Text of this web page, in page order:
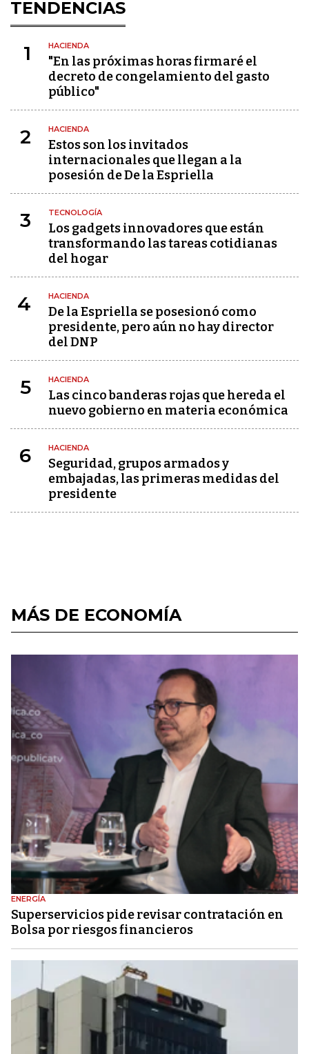
TENDENCIAS
1 HACIENDA
"En las próximas horas firmaré el
decreto de congelamiento del gasto
público"
2 HACIENDA
Estos son los invitados
internacionales que llegan a la
posesión de De la Espriella
3 TECNOLOGÍA
Los gadgets innovadores que están
transformando las tareas cotidianas
del hogar
4 HACIENDA
De la Espriella se posesionó como
presidente, pero aún no hay director
del DNP
5 HACIENDA
Las cinco banderas rojas que hereda el
nuevo gobierno en materia económica
6 HACIENDA
Seguridad, grupos armados y
embajadas, las primeras medidas del
presidente
MÁS DE ECONOMÍA
ENERGÍA
Superservicios pide revisar contratación en
Bolsa por riesgos financieros